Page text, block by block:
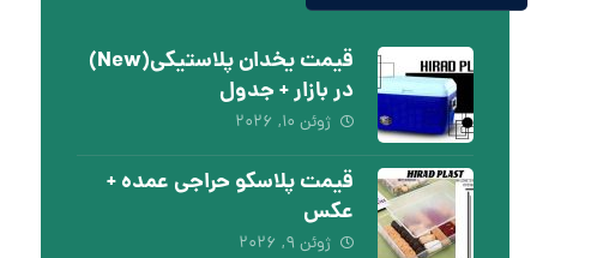
قیمت یخدان پلاستیکی(New)
در بازار + جدول
ژوئن ۱۰, ۲۰۲۶
قیمت پلاسکو حراجی عمده +
عکس
ژوئن ۹, ۲۰۲۶